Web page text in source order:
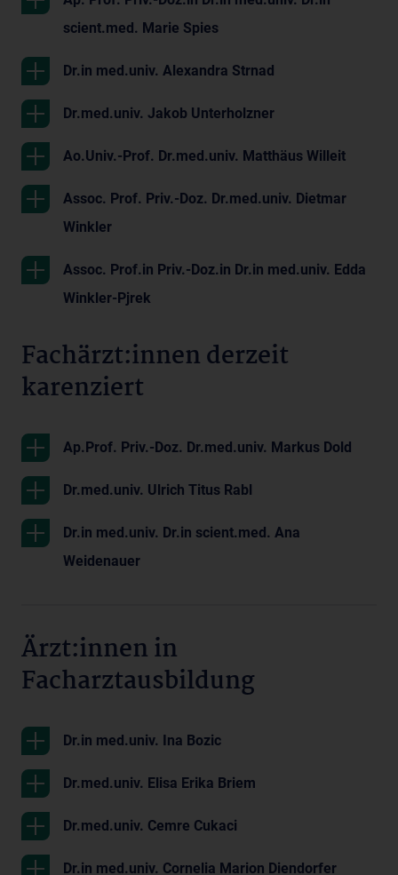
scient.med. Marie Spies
Dr.in med.univ. Alexandra Strnad
Dr.med.univ. Jakob Unterholzner
Ao.Univ.-Prof. Dr.med.univ. Matthäus Willeit
Assoc. Prof. Priv.-Doz. Dr.med.univ. Dietmar
Winkler
Assoc. Prof.in Priv.-Doz.in Dr.in med.univ. Edda
Winkler-Pjrek
Fachärzt:innen derzeit
karenziert
Ap.Prof. Priv.-Doz. Dr.med.univ. Markus Dold
Dr.med.univ. Ulrich Titus Rabl
Dr.in med.univ. Dr.in scient.med. Ana
Weidenauer
Ärzt:innen in
Facharztausbildung
Dr.in med.univ. Ina Bozic
Dr.med.univ. Elisa Erika Briem
Dr.med.univ. Cemre Cukaci
Dr.in med.univ. Cornelia Marion Diendorfer